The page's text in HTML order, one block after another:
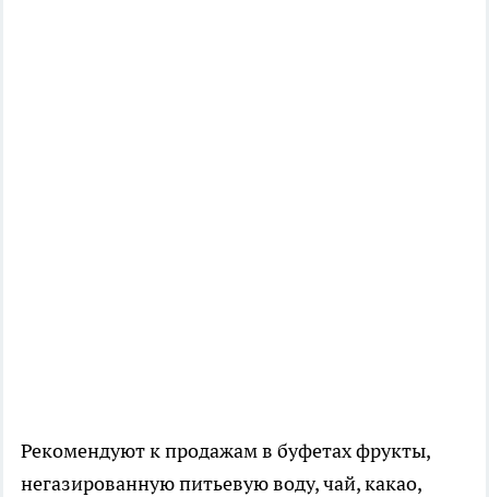
Рекомендуют к продажам в буфетах фрукты,
негазированную питьевую воду, чай, какао,